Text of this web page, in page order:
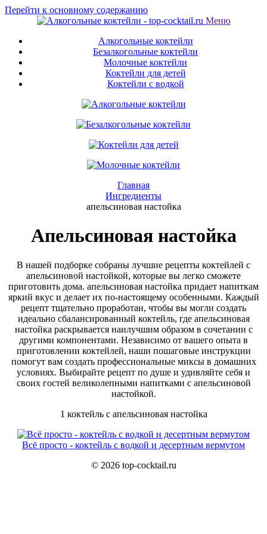
Перейти к основному содержанию
Меню
Алкогольные коктейли
Безалкогольные коктейли
Молочные коктейли
Коктейли для детей
Коктейли с водкой
Главная
Ингредиенты
апельсиновая настойка
Апельсиновая настойка
В нашей подборке собраны лучшие рецепты коктейлей с
апельсиновой настойкой, которые вы легко сможете
приготовить дома. апельсиновая настойка придает напиткам
яркий вкус и делает их по-настоящему особенными. Каждый
рецепт тщательно проработан, чтобы вы могли создать
идеально сбалансированный коктейль, где апельсиновая
настойка раскрывается наилучшим образом в сочетании с
другими компонентами. Независимо от вашего опыта в
приготовлении коктейлей, наши пошаговые инструкции
помогут вам создать профессиональные миксы в домашних
условиях. Выбирайте рецепт по душе и удивляйте себя и
своих гостей великолепными напитками с апельсиновой
настойкой.
1 коктейль с апельсиновая настойка
Всё просто - коктейль с водкой и десертным вермутом
© 2026 top-cocktail.ru